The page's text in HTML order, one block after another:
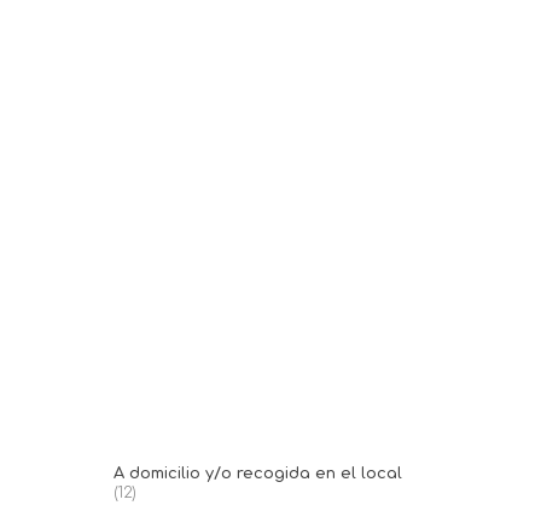
A domicilio y/o recogida en el local
(12)